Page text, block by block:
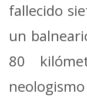
fallecido
un
80